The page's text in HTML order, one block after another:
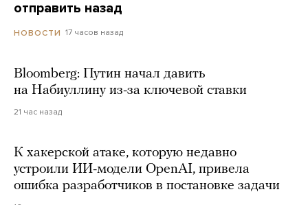
отправить назад
НОВОСТИ 17 часов назад
Bloomberg: Путин начал давить
на Набиуллину из-за ключевой ставки
21 час назад
К хакерской атаке, которую недавно
устроили ИИ-модели OpenAI, привела
ошибка разработчиков в постановке задачи